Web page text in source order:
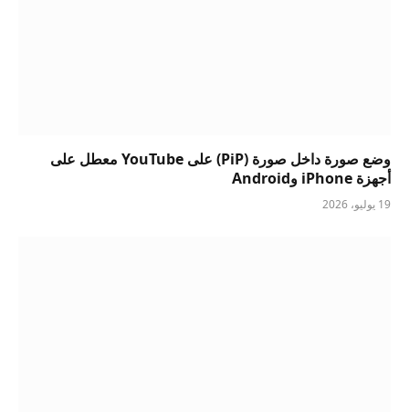
وضع صورة داخل صورة (PiP) على YouTube معطل على
أجهزة iPhone وAndroid
19 يوليو، 2026